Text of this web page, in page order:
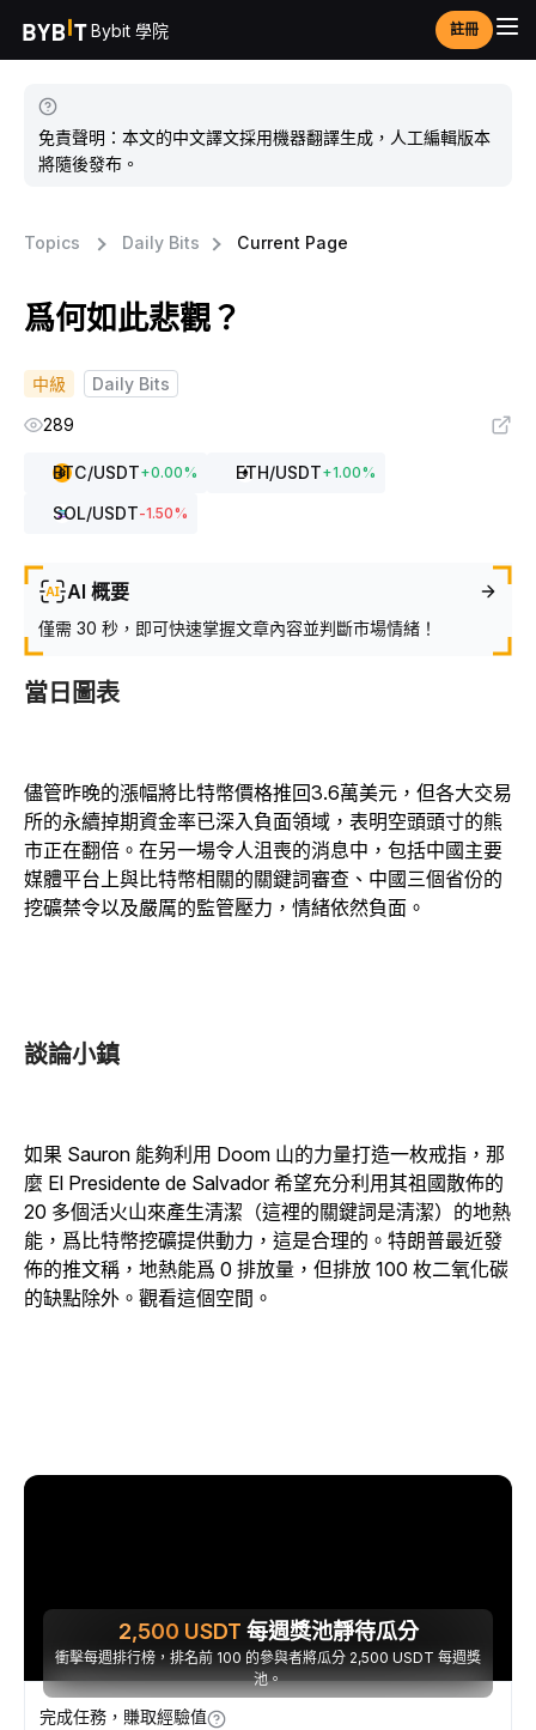
Bybit 學院 註冊
免責聲明：本文的中文譯文採用機器翻譯生成，人工編輯版本
將隨後發布。
Topics Daily Bits Current Page
爲何如此悲觀？
中級
Daily Bits
289
BTC/USDT+0.00% ETH/USDT+1.00%
SOL/USDT-1.50%
AI 概要
僅需 30 秒，即可快速掌握文章內容並判斷市場情緒！
當日圖表
儘管昨晚的漲幅將比特幣價格推回3.6萬美元，但各大交易
所的永續掉期資金率已深入負面領域，表明空頭頭寸的熊
市正在翻倍。在另一場令人沮喪的消息中，包括中國主要
媒體平台上與比特幣相關的關鍵詞審查、中國三個省份的
挖礦禁令以及嚴厲的監管壓力，情緒依然負面。
談論小鎮
如果 Sauron 能夠利用 Doom 山的力量打造一枚戒指，那
麼 El Presidente de Salvador 希望充分利用其祖國散佈的
20 多個活火山來產生清潔（這裡的關鍵詞是清潔）的地熱
能，爲比特幣挖礦提供動力，這是合理的。特朗普最近發
佈的推文稱，地熱能爲 0 排放量，但排放 100 枚二氧化碳
的缺點除外。觀看這個空間。
2,500 USDT 每週獎池靜待瓜分
衝擊每週排行榜，排名前 100 的參與者將瓜分 2,500 USDT 每週獎
池。
完成任務，賺取經驗值